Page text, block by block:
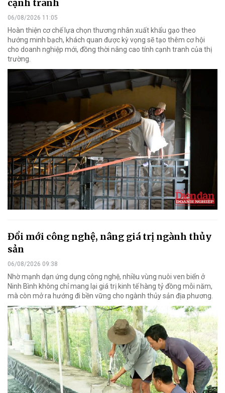
cạnh tranh
06/08/2026 11:05
Hoàn thiện cơ chế lựa chọn thương nhân xuất khẩu gạo theo
hướng minh bạch, khách quan được kỳ vọng sẽ tạo thêm cơ hội
cho doanh nghiệp mới, đồng thời nâng cao tính cạnh tranh của thị
trường.
Đổi mới công nghệ, nâng giá trị ngành thủy
sản
06/08/2026 09:38
Nhờ mạnh dạn ứng dụng công nghệ, nhiều vùng nuôi ven biển ở
Ninh Bình không chỉ mang lại giá trị kinh tế hàng tỷ đồng mỗi năm,
mà còn mở ra hướng đi bền vững cho ngành thủy sản địa phương.